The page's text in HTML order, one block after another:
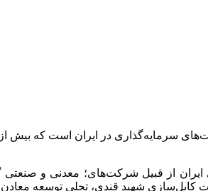
سرمایه‌گذاری در ایران است که
از قبیل شرکت‌های؛ معدنی و
کابل‌سازی شهید قندی، تجلی توسعه